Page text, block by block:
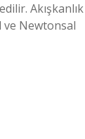
Akışkanlık
ve Newtonsal